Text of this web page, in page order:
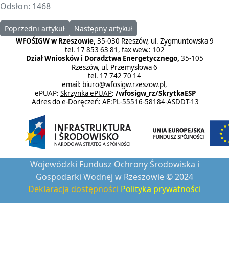
Odsłon: 1468
Poprzedni artykuł: Sprawozdanie finansowe WFOŚiGW w
Poprzedni artykuł Następny artykuł: Sprawozdanie finansowe
Następny artykuł
WFOŚIGW w Rzeszowie, 35-030 Rzeszów, ul. Zygmuntowska 9
tel. 17 853 63 81, fax wew.: 102
Dział Wniosków i Doradztwa Energetycznego, 35-105
Rzeszów, ul. Przemysłowa 6
tel. 17 742 70 14
email: biuro@wfosigw.rzeszow.pl,
ePUAP: Skrzynka ePUAP: /wfosigw_rz/SkrytkaESP
Adres do e-Doręczeń: AE:PL-55516-58184-ASDDT-13
Wojewódzki Fundusz Ochrony Środowiska i
Gospodarki Wodnej w Rzeszowie © 2024
Deklaracja dostępności Polityka prywatności